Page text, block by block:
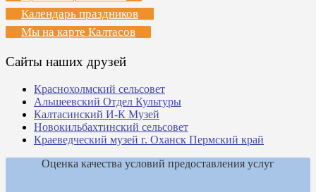
Календарь праздников
Мы на карте Калтасов
Сайты наших друзей
Краснохолмский сельсовет
Альшеевский Отдел Культуры
Калтасинский И-К Музей
Новокильбахтинский сельсовет
Краеведческий музей г. Оханск Пермский край
Оценка качества условий предоставления услуг